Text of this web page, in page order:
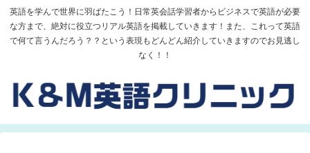
英語を学んで世界に羽ばたこう！日常英会話学習者からビジネスで英語が必要
な方まで、絶対に役立つリアル英語を掲載していきます！また、これって英語
で何て言うんだろう？？という表現もどんどん紹介していきますのでお見逃し
なく！！